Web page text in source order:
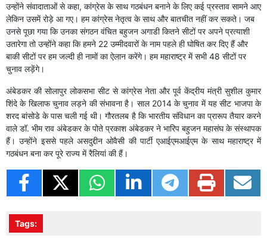
उन्होंने संवादाताओं से कहा, कांग्रेस के साथ गठबंधन बनाने के लिए कई प्रस्ताव सामने आए
लेकिन उसमें रोड़े आ गए। हम कांग्रेस नेतृत्व के साथ और बातचीत नहीं कर सकते। जब
उनसे पूछा गया कि उनका संगठन वंचित बहुजन अगाडी कितने सीटों पर अपने प्रत्याशी
उतारेगा तो उन्होंने कहा कि हमने 22 उम्मीदवारों के नाम पहले ही घोषित कर दिए हैं और
बाकी सीटों पर हम जल्दी ही नामों का ऐलान करेंगे। हम महाराष्ट्र में सभी 48 सीटों पर
चुनाव लड़ेंगे।
अंबेडकर की सोलापुर लोकसभा सीट से कांग्रेस नेता और पूर्व केंद्रीय मंत्री सुशील कुमार
शिंदे के खिलाफ चुनाव लड़ने की संभावना है। साल 2014 के चुनाव में यह सीट भाजपा के
शरद बांसोडे के पास चली गई थी। गौरतलब है कि भारतीय संविधान का प्रारूप तैयार करने
वाले डॉ. भीम राव अंबेडकर के पोते प्रकाश अंबेडकर ने भारिप बहुजन महासंघ के संस्थापक
हैं। उन्होंने इससे पहले असदुद्दीन ओवैसी की पार्टी एआईएमआईएम के साथ महाराष्ट्र में
गठबंधन बना कर पूरे राज्य में रैलियां की हैं।
Tags: